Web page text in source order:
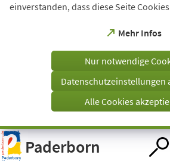
Visuelle
Assistenzsoftware
öffnen.
einverstanden, dass diese Seite
Mehr Infos
(Öffnet
einem
Tab)
Nur notwendige
Datenschutzeinstellungen
Alle Cookies
Paderborn